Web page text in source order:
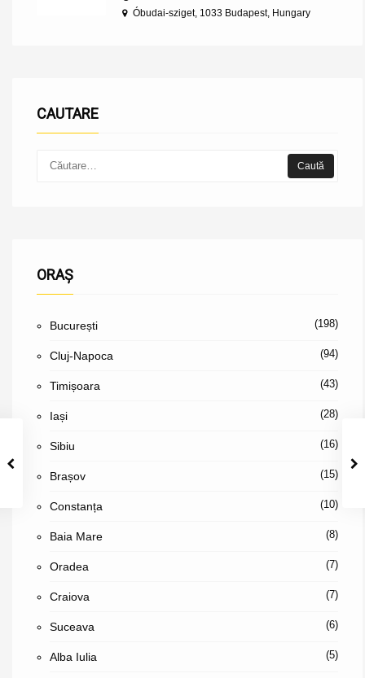
Óbudai-sziget, 1033 Budapest, Hungary
CAUTARE
ORAȘ
București (198)
Cluj-Napoca (94)
Timișoara (43)
Iași (28)
Sibiu (16)
Brașov (15)
Constanța (10)
Baia Mare (8)
Oradea (7)
Craiova (7)
Suceava (6)
Alba Iulia (5)